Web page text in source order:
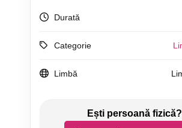
Durată
Categorie
Limbă